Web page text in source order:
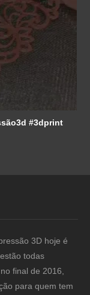
#3dprint
3D hoje é
todas
final de 2016,
para quem tem